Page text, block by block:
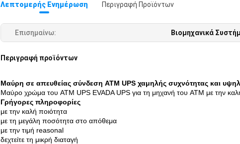
Λεπτομερής Ενημέρωση Περιγραφή Προϊόντων
Επισημαίνω: Βιομηχανικά
Περιγραφή προϊόντων
Μαύρη σε απευθείας σύνδεση ATM UPS χαμηλής συχνότητας και
Μαύρο χρώμα του ATM UPS EVADA UPS για τη μηχανή του ATM με την
Γρήγορες πληροφορίες
με την καλή ποιότητα
με τη μεγάλη ποσότητα στο απόθεμα
με την τιμή reasonal
δεχτείτε τη μικρή διαταγή